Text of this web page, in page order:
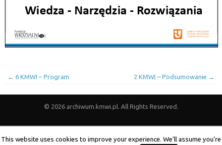
← 6 KMWI – Program 2 KMWI – Podsumowanie →
© 2026 archiwum.kmwi.pl. All Rights Reserved.
Strona główna 1 KMWI 10 KMWI 11 KMWI 12 KMWI
13 KMWI
14 KMWI
15 KMWI 16 KMWI 18 KMWI
19 KMWI
This website uses cookies to improve your experience. We'll assume you're